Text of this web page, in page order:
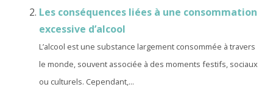
Les conséquences liées à une consommation
excessive d’alcool
L’alcool est une substance largement consommée à travers
le monde, souvent associée à des moments festifs, sociaux
ou culturels. Cependant,...